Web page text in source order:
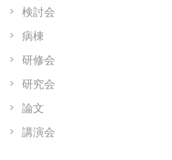
検討会
病棟
研修会
研究会
論文
講演会